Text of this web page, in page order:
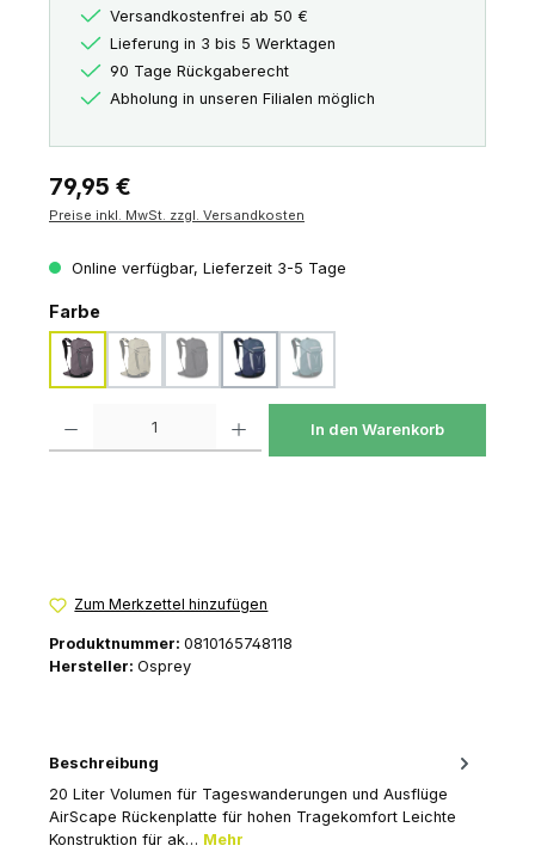
Versandkostenfrei ab 50 €
Lieferung in 3 bis 5 Werktagen
90 Tage Rückgaberecht
Abholung in unseren Filialen möglich
Regulärer Preis:
79,95 €
Preise inkl. MwSt. zzgl. Versandkosten
Online verfügbar, Lieferzeit 3-5 Tage
Farbeauswählen
graphite purple
olive tan
(Diese Option ist zurzeit nicht verfügbar.)
raven black
(Diese Option ist zurzeit nicht verfügbar.)
serenity bluetorrent blue
(Diese Option ist zurzeit nicht
In den Warenkorb
Zum Merkzettel hinzufügen
Produktnummer: 0810165748118
Hersteller: Osprey
Beschreibung
20 Liter Volumen für Tageswanderungen und Ausflüge
AirScape Rückenplatte für hohen Tragekomfort Leichte
Konstruktion für ak… Mehr